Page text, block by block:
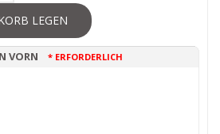
LEGEN
VORN * ERFORDERLICH